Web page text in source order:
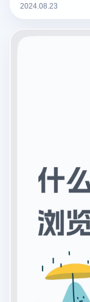
绍五款优秀的超级
2024.08.23